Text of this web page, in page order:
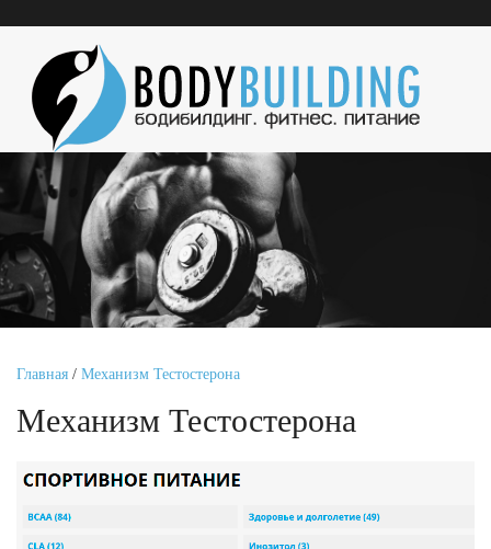
Главная / Механизм Тестостерона
Механизм Тестостерона